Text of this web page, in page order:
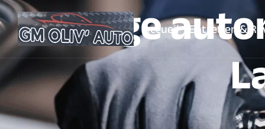
Accueil Entretien &
Garage